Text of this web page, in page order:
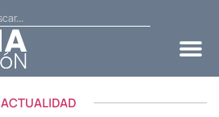
ACTUALIDAD